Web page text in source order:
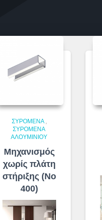
ΣΥΡΌΜΕΝΑ,
ΣΥΡΌΜΕΝΑ
ΑΛΟΥΜΙΝΊΟΥ
Μηχανισμός
χωρίς πλάτη
στήριξης (No
400)